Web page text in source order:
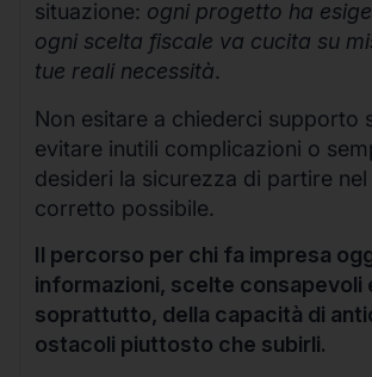
situazione: ogni progetto ha
ogni scelta fiscale va cucita su
tue reali necessità.
Non esitare a chiederci supporto
evitare inutili complicazioni o
desideri la sicurezza di partire
corretto possibile.
Il percorso per chi fa impresa
informazioni, scelte consapevoli
soprattutto, della capacità di
ostacoli piuttosto che subirli.